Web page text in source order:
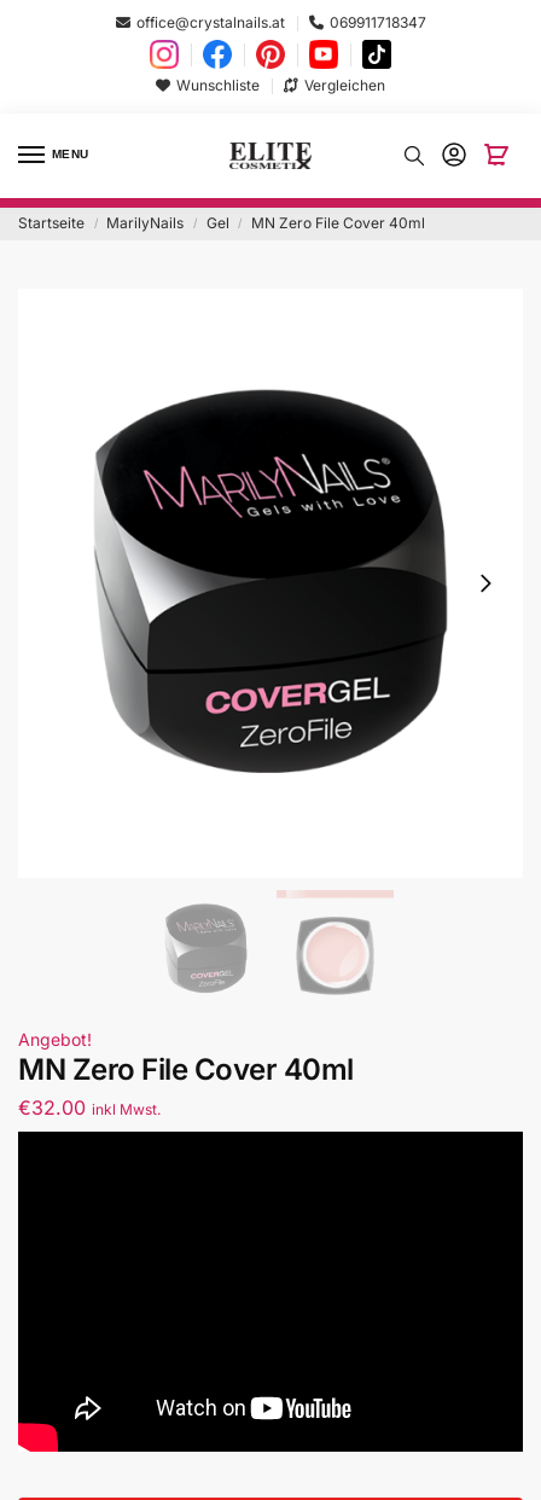
office@crystalnails.at 069911718347
Wunschliste Vergleichen
MENU
Startseite / MarilyNails / Gel / MN Zero File Cover 40ml
Angebot!
MN Zero File Cover 40ml
€32.00 inkl Mwst.